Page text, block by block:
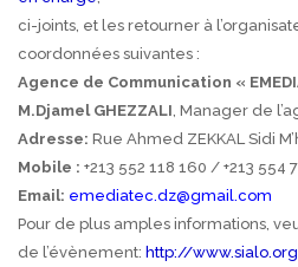
ci-joints, et les retourner à
coordonnées suivantes :
Agence de Communication «
M.Djamel GHEZZALI, Manager de
Adresse: Rue Ahmed ZEKKAL Sidi
Mobile : +213 552 118 160 / +213 554
Email: emediatec.dz@gmail.com
Pour de plus amples informations,
de l’évènement: http://www.sialo.org